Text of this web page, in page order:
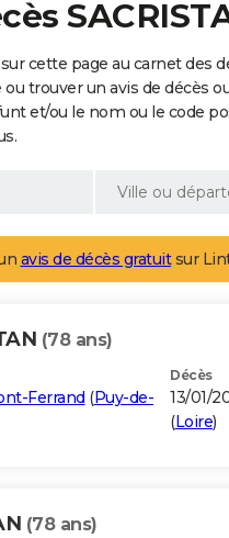
cette page au carnet des
trouver un avis de décès
et/ou le nom ou le code
avis de décès gratuitsur
(78 ans)
Ferrand (Puy-de-
Décès
13/01/
(Loire)
(78 ans)